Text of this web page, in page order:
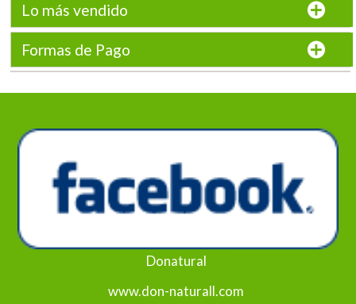
Lo más vendido
Formas de Pago
Donatural
www.don-naturall.com